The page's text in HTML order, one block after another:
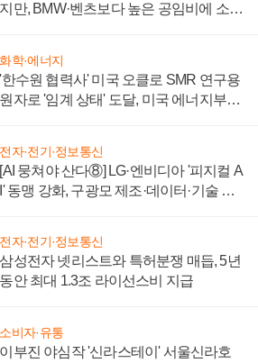
지만, BMW·벤츠보다 높은 공임비에 소비
화학·에너지
'한수원 협력사' 미국 오클로 SMR 연구용
원자로 '임계 상태' 도달, 미국 에너지부
전자·전기·정보통신
[AI 뭉쳐야 산다⑧] LG·엔비디아 '피지컬 A
I' 동맹 강화, 구광모 제조·데이터·기술 결
전자·전기·정보통신
삼성전자 넷리스트와 특허분쟁 매듭, 5년
동안 최대 1.3조 라이선스비 지급
소비자·유통
이부진 야심작 '신라스테이' 서울신라호